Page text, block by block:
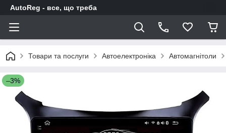
AutoReg - все, що треба
Товари та послуги Автоелектроніка Автомагнітоли
–3%